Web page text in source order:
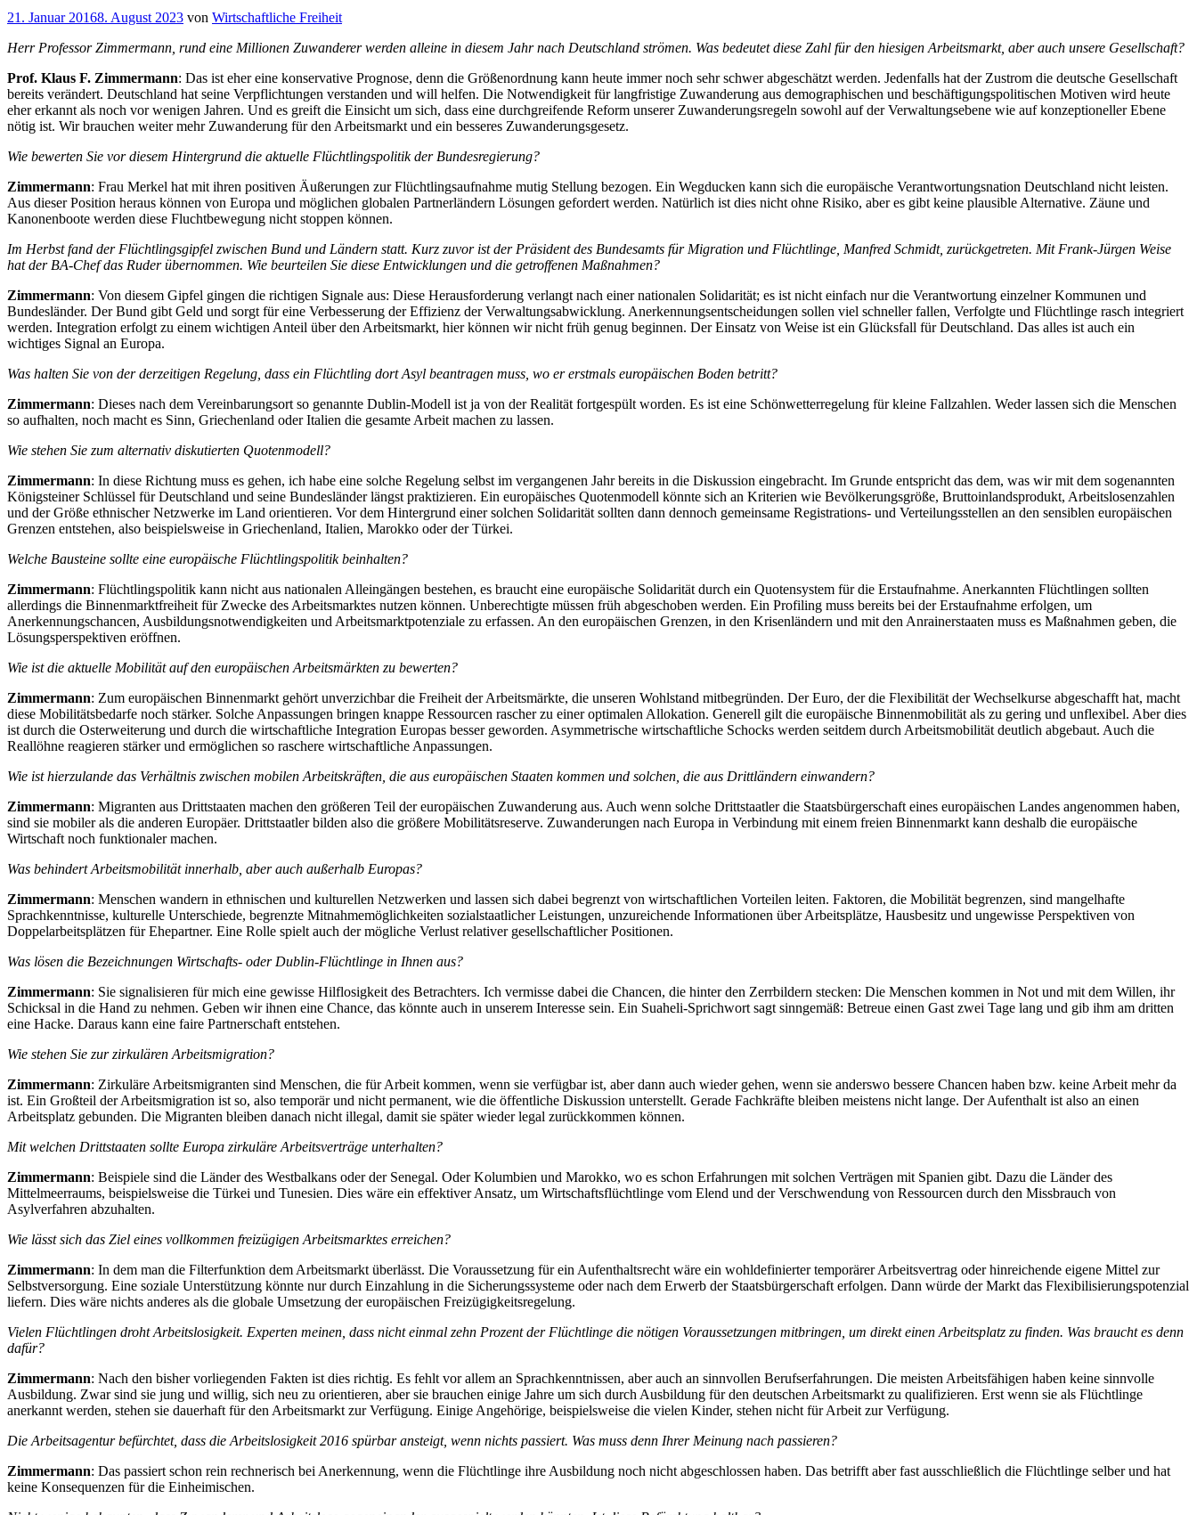
Veröffentlicht
21. Januar 20168. August 2023 von Wirtschaftliche Freiheit
Herr Professor Zimmermann, rund eine Millionen Zuwanderer werden alleine in diesem Jahr nach Deutschland strömen. Was bedeutet diese Zahl für den hiesigen Arbeitsmarkt, aber auch unsere Gesellschaft?
Prof. Klaus F. Zimmermann: Das ist eher eine konservative Prognose, denn die Größenordnung kann heute immer noch sehr schwer abgeschätzt werden. Jedenfalls hat der Zustrom die deutsche Gesellschaft
bereits verändert. Deutschland hat seine Verpflichtungen verstanden und will helfen. Die Notwendigkeit für langfristige Zuwanderung aus demographischen und beschäftigungspolitischen Motiven wird heute
eher erkannt als noch vor wenigen Jahren. Und es greift die Einsicht um sich, dass eine durchgreifende Reform unserer Zuwanderungsregeln sowohl auf der Verwaltungsebene wie auf konzeptioneller Ebene
nötig ist. Wir brauchen weiter mehr Zuwanderung für den Arbeitsmarkt und ein besseres Zuwanderungsgesetz.
Wie bewerten Sie vor diesem Hintergrund die aktuelle Flüchtlingspolitik der Bundesregierung?
Zimmermann: Frau Merkel hat mit ihren positiven Äußerungen zur Flüchtlingsaufnahme mutig Stellung bezogen. Ein Wegducken kann sich die europäische Verantwortungsnation Deutschland nicht leisten.
Aus dieser Position heraus können von Europa und möglichen globalen Partnerländern Lösungen gefordert werden. Natürlich ist dies nicht ohne Risiko, aber es gibt keine plausible Alternative. Zäune und
Kanonenboote werden diese Fluchtbewegung nicht stoppen können.
Im Herbst fand der Flüchtlingsgipfel zwischen Bund und Ländern statt. Kurz zuvor ist der Präsident des Bundesamts für Migration und Flüchtlinge, Manfred Schmidt, zurückgetreten. Mit Frank-Jürgen Weise
hat der BA-Chef das Ruder übernommen. Wie beurteilen Sie diese Entwicklungen und die getroffenen Maßnahmen?
Zimmermann: Von diesem Gipfel gingen die richtigen Signale aus: Diese Herausforderung verlangt nach einer nationalen Solidarität; es ist nicht einfach nur die Verantwortung einzelner Kommunen und
Bundesländer. Der Bund gibt Geld und sorgt für eine Verbesserung der Effizienz der Verwaltungsabwicklung. Anerkennungsentscheidungen sollen viel schneller fallen, Verfolgte und Flüchtlinge rasch integriert
werden. Integration erfolgt zu einem wichtigen Anteil über den Arbeitsmarkt, hier können wir nicht früh genug beginnen. Der Einsatz von Weise ist ein Glücksfall für Deutschland. Das alles ist auch ein
wichtiges Signal an Europa.
Was halten Sie von der derzeitigen Regelung, dass ein Flüchtling dort Asyl beantragen muss, wo er erstmals europäischen Boden betritt?
Zimmermann: Dieses nach dem Vereinbarungsort so genannte Dublin-Modell ist ja von der Realität fortgespült worden. Es ist eine Schönwetterregelung für kleine Fallzahlen. Weder lassen sich die Menschen
so aufhalten, noch macht es Sinn, Griechenland oder Italien die gesamte Arbeit machen zu lassen.
Wie stehen Sie zum alternativ diskutierten Quotenmodell?
Zimmermann: In diese Richtung muss es gehen, ich habe eine solche Regelung selbst im vergangenen Jahr bereits in die Diskussion eingebracht. Im Grunde entspricht das dem, was wir mit dem sogenannten
Königsteiner Schlüssel für Deutschland und seine Bundesländer längst praktizieren. Ein europäisches Quotenmodell könnte sich an Kriterien wie Bevölkerungsgröße, Bruttoinlandsprodukt, Arbeitslosenzahlen
und der Größe ethnischer Netzwerke im Land orientieren. Vor dem Hintergrund einer solchen Solidarität sollten dann dennoch gemeinsame Registrations- und Verteilungsstellen an den sensiblen europäischen
Grenzen entstehen, also beispielsweise in Griechenland, Italien, Marokko oder der Türkei.
Welche Bausteine sollte eine europäische Flüchtlingspolitik beinhalten?
Zimmermann: Flüchtlingspolitik kann nicht aus nationalen Alleingängen bestehen, es braucht eine europäische Solidarität durch ein Quotensystem für die Erstaufnahme. Anerkannten Flüchtlingen sollten
allerdings die Binnenmarktfreiheit für Zwecke des Arbeitsmarktes nutzen können. Unberechtigte müssen früh abgeschoben werden. Ein Profiling muss bereits bei der Erstaufnahme erfolgen, um
Anerkennungschancen, Ausbildungsnotwendigkeiten und Arbeitsmarktpotenziale zu erfassen. An den europäischen Grenzen, in den Krisenländern und mit den Anrainerstaaten muss es Maßnahmen geben, die
Lösungsperspektiven eröffnen.
Wie ist die aktuelle Mobilität auf den europäischen Arbeitsmärkten zu bewerten?
Zimmermann: Zum europäischen Binnenmarkt gehört unverzichbar die Freiheit der Arbeitsmärkte, die unseren Wohlstand mitbegründen. Der Euro, der die Flexibilität der Wechselkurse abgeschafft hat, macht
diese Mobilitätsbedarfe noch stärker. Solche Anpassungen bringen knappe Ressourcen rascher zu einer optimalen Allokation. Generell gilt die europäische Binnenmobilität als zu gering und unflexibel. Aber dies
ist durch die Osterweiterung und durch die wirtschaftliche Integration Europas besser geworden. Asymmetrische wirtschaftliche Schocks werden seitdem durch Arbeitsmobilität deutlich abgebaut. Auch die
Reallöhne reagieren stärker und ermöglichen so raschere wirtschaftliche Anpassungen.
Wie ist hierzulande das Verhältnis zwischen mobilen Arbeitskräften, die aus europäischen Staaten kommen und solchen, die aus Drittländern einwandern?
Zimmermann: Migranten aus Drittstaaten machen den größeren Teil der europäischen Zuwanderung aus. Auch wenn solche Drittstaatler die Staatsbürgerschaft eines europäischen Landes angenommen haben,
sind sie mobiler als die anderen Europäer. Drittstaatler bilden also die größere Mobilitätsreserve. Zuwanderungen nach Europa in Verbindung mit einem freien Binnenmarkt kann deshalb die europäische
Wirtschaft noch funktionaler machen.
Was behindert Arbeitsmobilität innerhalb, aber auch außerhalb Europas?
Zimmermann: Menschen wandern in ethnischen und kulturellen Netzwerken und lassen sich dabei begrenzt von wirtschaftlichen Vorteilen leiten. Faktoren, die Mobilität begrenzen, sind mangelhafte
Sprachkenntnisse, kulturelle Unterschiede, begrenzte Mitnahmemöglichkeiten sozialstaatlicher Leistungen, unzureichende Informationen über Arbeitsplätze, Hausbesitz und ungewisse Perspektiven von
Doppelarbeitsplätzen für Ehepartner. Eine Rolle spielt auch der mögliche Verlust relativer gesellschaftlicher Positionen.
Was lösen die Bezeichnungen Wirtschafts- oder Dublin-Flüchtlinge in Ihnen aus?
Zimmermann: Sie signalisieren für mich eine gewisse Hilflosigkeit des Betrachters. Ich vermisse dabei die Chancen, die hinter den Zerrbildern stecken: Die Menschen kommen in Not und mit dem Willen, ihr
Schicksal in die Hand zu nehmen. Geben wir ihnen eine Chance, das könnte auch in unserem Interesse sein. Ein Suaheli-Sprichwort sagt sinngemäß: Betreue einen Gast zwei Tage lang und gib ihm am dritten
eine Hacke. Daraus kann eine faire Partnerschaft entstehen.
Wie stehen Sie zur zirkulären Arbeitsmigration?
Zimmermann: Zirkuläre Arbeitsmigranten sind Menschen, die für Arbeit kommen, wenn sie verfügbar ist, aber dann auch wieder gehen, wenn sie anderswo bessere Chancen haben bzw. keine Arbeit mehr da
ist. Ein Großteil der Arbeitsmigration ist so, also temporär und nicht permanent, wie die öffentliche Diskussion unterstellt. Gerade Fachkräfte bleiben meistens nicht lange. Der Aufenthalt ist also an einen
Arbeitsplatz gebunden. Die Migranten bleiben danach nicht illegal, damit sie später wieder legal zurückkommen können.
Mit welchen Drittstaaten sollte Europa zirkuläre Arbeitsverträge unterhalten?
Zimmermann: Beispiele sind die Länder des Westbalkans oder der Senegal. Oder Kolumbien und Marokko, wo es schon Erfahrungen mit solchen Verträgen mit Spanien gibt. Dazu die Länder des
Mittelmeerraums, beispielsweise die Türkei und Tunesien. Dies wäre ein effektiver Ansatz, um Wirtschaftsflüchtlinge vom Elend und der Verschwendung von Ressourcen durch den Missbrauch von
Asylverfahren abzuhalten.
Wie lässt sich das Ziel eines vollkommen freizügigen Arbeitsmarktes erreichen?
Zimmermann: In dem man die Filterfunktion dem Arbeitsmarkt überlässt. Die Voraussetzung für ein Aufenthaltsrecht wäre ein wohldefinierter temporärer Arbeitsvertrag oder hinreichende eigene Mittel zur
Selbstversorgung. Eine soziale Unterstützung könnte nur durch Einzahlung in die Sicherungssysteme oder nach dem Erwerb der Staatsbürgerschaft erfolgen. Dann würde der Markt das Flexibilisierungspotenzial
liefern. Dies wäre nichts anderes als die globale Umsetzung der europäischen Freizügigkeitsregelung.
Vielen Flüchtlingen droht Arbeitslosigkeit. Experten meinen, dass nicht einmal zehn Prozent der Flüchtlinge die nötigen Voraussetzungen mitbringen, um direkt einen Arbeitsplatz zu finden. Was braucht es denn
dafür?
Zimmermann: Nach den bisher vorliegenden Fakten ist dies richtig. Es fehlt vor allem an Sprachkenntnissen, aber auch an sinnvollen Berufserfahrungen. Die meisten Arbeitsfähigen haben keine sinnvolle
Ausbildung. Zwar sind sie jung und willig, sich neu zu orientieren, aber sie brauchen einige Jahre um sich durch Ausbildung für den deutschen Arbeitsmarkt zu qualifizieren. Erst wenn sie als Flüchtlinge
anerkannt werden, stehen sie dauerhaft für den Arbeitsmarkt zur Verfügung. Einige Angehörige, beispielsweise die vielen Kinder, stehen nicht für Arbeit zur Verfügung.
Die Arbeitsagentur befürchtet, dass die Arbeitslosigkeit 2016 spürbar ansteigt, wenn nichts passiert. Was muss denn Ihrer Meinung nach passieren?
Zimmermann: Das passiert schon rein rechnerisch bei Anerkennung, wenn die Flüchtlinge ihre Ausbildung noch nicht abgeschlossen haben. Das betrifft aber fast ausschließlich die Flüchtlinge selber und hat
keine Konsequenzen für die Einheimischen.